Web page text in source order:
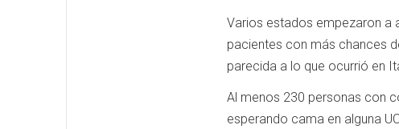
Varios estados empezaron a
pacientes con más chances
parecida a lo que ocurrió en
Al menos 230 personas con
esperando cama en alguna